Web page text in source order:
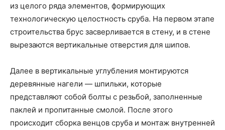
из целого ряда элементов, формирующих
технологическую целостность сруба. На первом этапе
строительства брус засверливается в стену, и в стене
вырезаются вертикальные отверстия для шипов.
Далее в вертикальные углубления монтируются
деревянные нагели — шпильки, которые
представляют собой болты с резьбой, заполненные
паклей и пропитанные смолой. После этого
происходит сборка венцов сруба и монтаж внутренней